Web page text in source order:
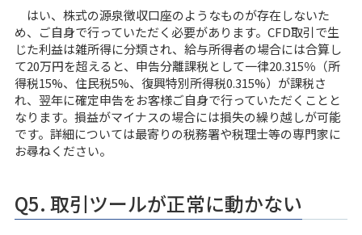
はい、株式の源泉徴収口座のようなものが存在しないた
め、ご自身で行っていただく必要があります。CFD取引で生
じた利益は雑所得に分類され、給与所得者の場合には合算し
て20万円を超えると、申告分離課税として一律20.315％（所
得税15%、住民税5%、復興特別所得税0.315%）が課税さ
れ、翌年に確定申告をお客様ご自身で行っていただくことと
なります。損益がマイナスの場合には損失の繰り越しが可能
です。詳細については最寄りの税務署や税理士等の専門家に
お尋ねください。
Q5. 取引ツールが正常に動かない